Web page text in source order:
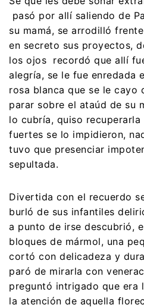
pasó por allí saliendo de
su mamá, se arrodilló
en secreto sus proyectos,
los ojos recordó que allí
alegría, se le fue enredada
rosa blanca que se le cayo
parar sobre el ataúd de su
lo cubría, quiso recuperarla
fuertes se lo impidieron,
tuvo que presenciar
sepultada.
Divertida con el recuerdo
burló de sus infantiles
a punto de irse descubrió,
bloques de mármol, una
cortó con delicadeza y
paró de mirarla con
preguntó intrigado que era
la atención de aquella